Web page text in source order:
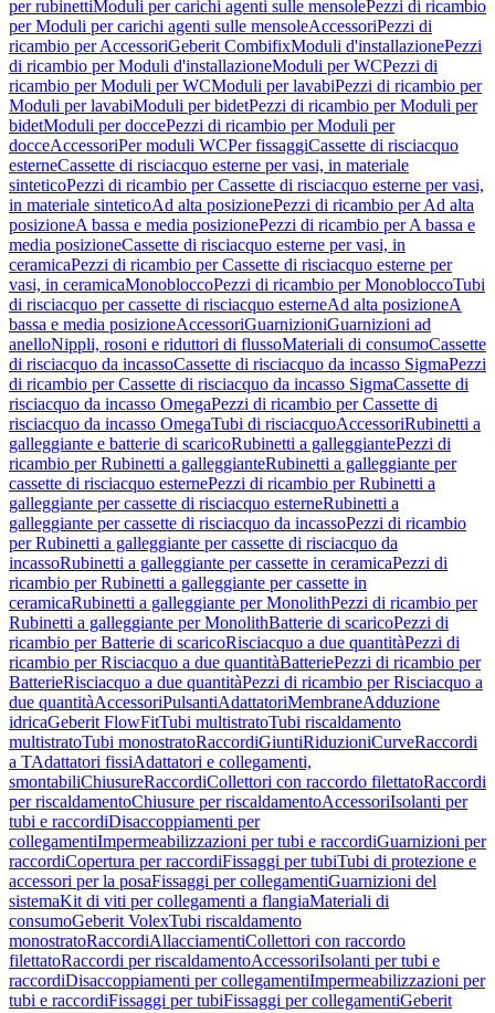
per rubinettiModuli per carichi agenti sulle mensolePezzi di ricambio
per Moduli per carichi agenti sulle mensoleAccessoriPezzi di
ricambio per AccessoriGeberit CombifixModuli d'installazionePezzi
di ricambio per Moduli d'installazioneModuli per WCPezzi di
ricambio per Moduli per WCModuli per lavabiPezzi di ricambio per
Moduli per lavabiModuli per bidetPezzi di ricambio per Moduli per
bidetModuli per doccePezzi di ricambio per Moduli per
docceAccessoriPer moduli WCPer fissaggiCassette di risciacquo
esterneCassette di risciacquo esterne per vasi, in materiale
sinteticoPezzi di ricambio per Cassette di risciacquo esterne per vasi,
in materiale sinteticoAd alta posizionePezzi di ricambio per Ad alta
posizioneA bassa e media posizionePezzi di ricambio per A bassa e
media posizioneCassette di risciacquo esterne per vasi, in
ceramicaPezzi di ricambio per Cassette di risciacquo esterne per
vasi, in ceramicaMonobloccoPezzi di ricambio per MonobloccoTubi
di risciacquo per cassette di risciacquo esterneAd alta posizioneA
bassa e media posizioneAccessoriGuarnizioniGuarnizioni ad
anelloNippli, rosoni e riduttori di flussoMateriali di consumoCassette
di risciacquo da incassoCassette di risciacquo da incasso SigmaPezzi
di ricambio per Cassette di risciacquo da incasso SigmaCassette di
risciacquo da incasso OmegaPezzi di ricambio per Cassette di
risciacquo da incasso OmegaTubi di risciacquoAccessoriRubinetti a
galleggiante e batterie di scaricoRubinetti a galleggiantePezzi di
ricambio per Rubinetti a galleggianteRubinetti a galleggiante per
cassette di risciacquo esternePezzi di ricambio per Rubinetti a
galleggiante per cassette di risciacquo esterneRubinetti a
galleggiante per cassette di risciacquo da incassoPezzi di ricambio
per Rubinetti a galleggiante per cassette di risciacquo da
incassoRubinetti a galleggiante per cassette in ceramicaPezzi di
ricambio per Rubinetti a galleggiante per cassette in
ceramicaRubinetti a galleggiante per MonolithPezzi di ricambio per
Rubinetti a galleggiante per MonolithBatterie di scaricoPezzi di
ricambio per Batterie di scaricoRisciacquo a due quantitàPezzi di
ricambio per Risciacquo a due quantitàBatteriePezzi di ricambio per
BatterieRisciacquo a due quantitàPezzi di ricambio per Risciacquo a
due quantitàAccessoriPulsantiAdattatoriMembraneAdduzione
idricaGeberit FlowFitTubi multistratoTubi riscaldamento
multistratoTubi monostratoRaccordiGiuntiRiduzioniCurveRaccordi
a TAdattatori fissiAdattatori e collegamenti,
smontabiliChiusureRaccordiCollettori con raccordo filettatoRaccordi
per riscaldamentoChiusure per riscaldamentoAccessoriIsolanti per
tubi e raccordiDisaccoppiamenti per
collegamentiImpermeabilizzazioni per tubi e raccordiGuarnizioni per
raccordiCopertura per raccordiFissaggi per tubiTubi di protezione e
accessori per la posaFissaggi per collegamentiGuarnizioni del
sistemaKit di viti per collegamenti a flangiaMateriali di
consumoGeberit VolexTubi riscaldamento
monostratoRaccordiAllacciamentiCollettori con raccordo
filettatoRaccordi per riscaldamentoAccessoriIsolanti per tubi e
raccordiDisaccoppiamenti per collegamentiImpermeabilizzazioni per
tubi e raccordiFissaggi per tubiFissaggi per collegamentiGeberit